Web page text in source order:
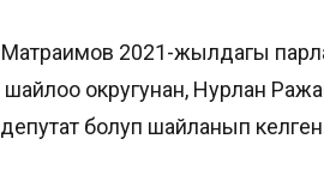
2021-жылдагы
шайлоо округунан, Нурлан
болуп шайланып